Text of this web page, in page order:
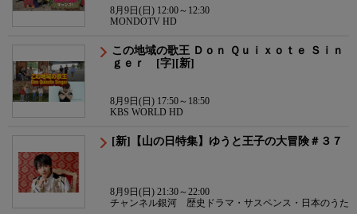
8月9日(日) 12:00～12:30
MONDOTV HD
この地域の歌王 Ｄｏｎ Ｑｕｉｘｏｔｅ Ｓｉｎ
ｇｅｒ [字][新]
8月9日(日) 17:50～18:50
KBS WORLD HD
[新]【山の日特集】ゆうと王子の大冒険＃３７
8月9日(日) 21:30～22:00
チャンネル銀河 歴史ドラマ・サスペンス・日本のうた